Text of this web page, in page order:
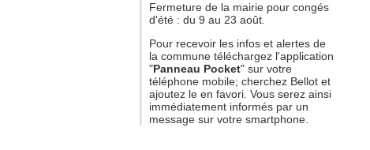
Fermeture de la mairie pour congés
d'été : du 9 au 23 août.
Pour recevoir les infos et alertes de
la commune téléchargez l'application
"Panneau Pocket" sur votre
téléphone mobile; cherchez Bellot et
ajoutez le en favori. Vous serez ainsi
immédiatement informés par un
message sur votre smartphone.